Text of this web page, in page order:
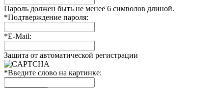
Пароль должен быть не менее 6 символов длиной.
*Подтверждение пароля:
*E-Mail:
Защита от автоматической регистрации
*Введите слово на картинке: